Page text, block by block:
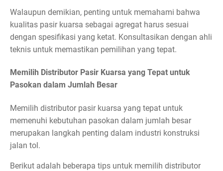
Walaupun demikian, penting untuk memahami bahwa
kualitas pasir kuarsa sebagai agregat harus sesuai
dengan spesifikasi yang ketat. Konsultasikan dengan ahli
teknis untuk memastikan pemilihan yang tepat.
Memilih Distributor Pasir Kuarsa yang Tepat untuk
Pasokan dalam Jumlah Besar
Memilih distributor pasir kuarsa yang tepat untuk
memenuhi kebutuhan pasokan dalam jumlah besar
merupakan langkah penting dalam industri konstruksi
jalan tol.
Berikut adalah beberapa tips untuk memilih distributor